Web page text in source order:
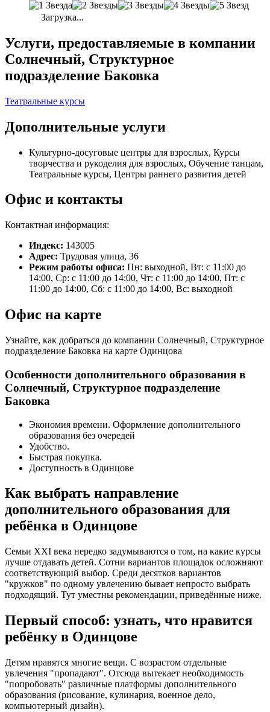
Загрузка...
Услуги, предоставляемые в компании
Солнечный, Структурное
подразделение Баковка
Театральные курсы
Дополнительные услуги
Культурно-досуговые центры для взрослых, Курсы
творчества и рукоделия для взрослых, Обучение танцам,
Театральные курсы, Центры раннего развития детей
Офис и контакты
Контактная информация:
Индекс: 143005
Адрес: Трудовая улица, 36
Режим работы офиса: Пн: выходной, Вт: с 11:00 до
14:00, Ср: с 11:00 до 14:00, Чт: с 11:00 до 14:00, Пт: с
11:00 до 14:00, Сб: с 11:00 до 14:00, Вс: выходной
Офис на карте
Узнайте, как добраться до компании Солнечный, Структурное
подразделение Баковка на карте Одинцова
Особенности дополнительного образования в
Солнечный, Структурное подразделение
Баковка
Экономия времени. Оформление дополнительного
образования без очередей
Удобство.
Быстрая покупка.
Доступность в Одинцове
Как выбрать направление
дополнительного образования для
ребёнка в Одинцове
Семьи XXI века нередко задумываются о том, на какие курсы
лучше отдавать детей. Сотни вариантов площадок осложняют
соответствующий выбор. Среди десятков вариантов
"кружков" по одному увлечению бывает непросто выбрать
подходящий. Тут уместны рекомендации, приведённые ниже.
Первый способ: узнать, что нравится
ребёнку в Одинцове
Детям нравятся многие вещи. С возрастом отдельные
увлечения "пропадают". Отсюда вытекает необходимость
"попробовать" различные платформы дополнительного
образования (рисование, кулинария, военное дело,
компьютерный дизайн).